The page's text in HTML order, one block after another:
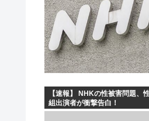
高市「永住許可が出たら
最近の若年、芸能人を全然
秋田にアラブが2兆円の投
イランがホルムズ海峡を
【悲報】ちいかわ原作セ
ワイの昼飯見て
【速報】 NHKの性被害問題、
組出演者が衝撃告白！